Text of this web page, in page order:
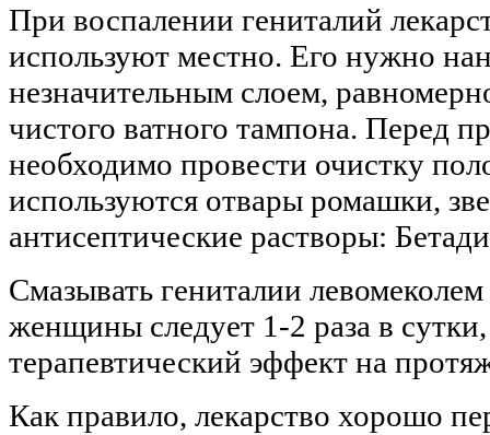
При воспалении гениталий
используют местно. Его нужно
незначительным слоем,
чистого ватного тампона. Перед
необходимо провести очистку
используются отвары ромашки,
антисептические растворы:
Смазывать гениталии
женщины следует 1-2 раза в
терапевтический эффект на
Как правило, лекарство хорошо